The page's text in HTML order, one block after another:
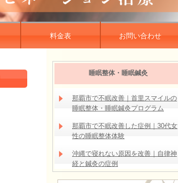
料金表 お問い合わせ
睡眠整体・睡眠鍼灸
那覇市で不眠改善｜首里スマイルの
睡眠整体・睡眠鍼灸プログラム
那覇市で不眠改善した症例｜30代女
性の睡眠整体体験
沖縄で寝れない原因を改善｜自律神
経と鍼灸の症例